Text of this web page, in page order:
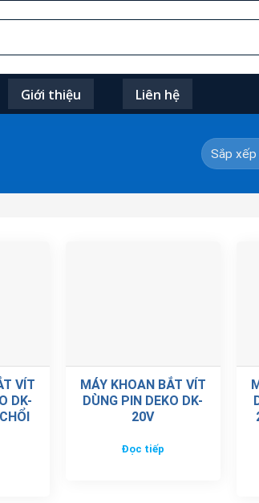
Giới thiệu Liên hệ
VÍT
DK-
MÁY KHOAN BẮT VÍT
DÙNG PIN DEKO DK-
20V
Đọc tiếp